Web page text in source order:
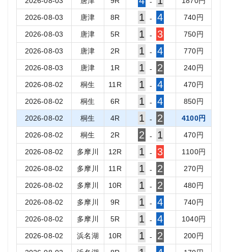
2026-08-03 唐津 8R 1 - 4 740円
2026-08-03 唐津 5R 1 - 3 750円
2026-08-03 唐津 2R 1 - 4 770円
2026-08-03 唐津 1 R 1 - 2 240円
2026-08-02 桐生 11 R 1 - 4 470円
2026-08-02 桐生 6R 1 - 4 850円
2026-08-02 桐生 4R 1 - 2 4100円
2026-08-02 桐生 2R 2 - 1 470円
2026-08-02 多摩川 12R 1 - 3 1100円
2026-08-02 多摩川 11 R 1 - 2 270円
2026-08-02 多摩川 10R 1 - 2 480円
2026-08-02 多摩川 9R 1 - 4 740円
2026-08-02 多摩川 5R 1 - 4 1040円
2026-08-02 浜名湖 10R 1 - 2 200円